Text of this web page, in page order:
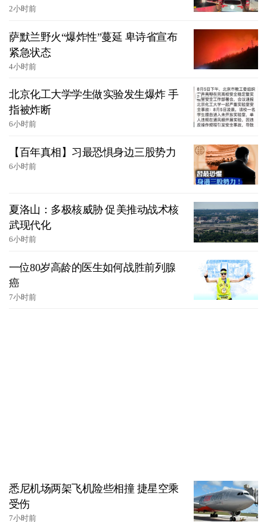
2小时前
萨默兰野火“爆炸性”蔓延 卑诗省宣布
紧急状态
4小时前
北京化工大学学生做实验发生爆炸 手
指被炸断
6小时前
【百年真相】习最恐惧身边三股势力
6小时前
夏洛山：多极核威胁 促美推动战术核
武现代化
6小时前
一位80岁高龄的医生如何战胜前列腺
癌
7小时前
悉尼机场两架飞机险些相撞 捷星空乘
受伤
7小时前